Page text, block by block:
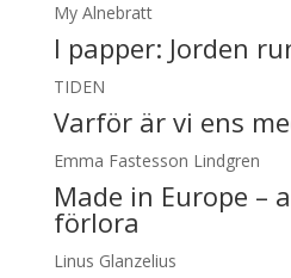
My Alnebratt
I papper: Jorden
TIDEN
Varför är vi ens
Emma Fastesson Lindgren
Made in Europe –
förlora
Linus Glanzelius